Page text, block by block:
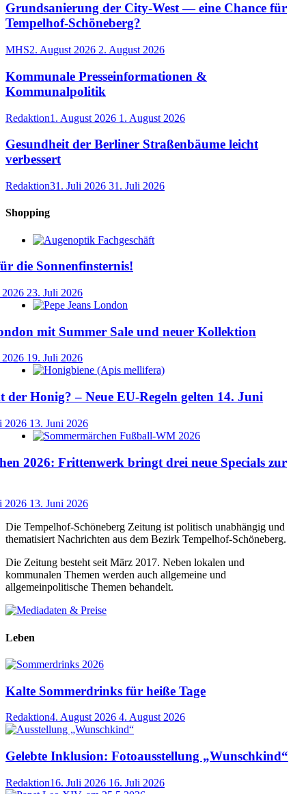
Grundsanierung der City-West — eine Chance für
Tempelhof-Schöneberg?
MHS2. August 2026 2. August 2026
Kommunale Presseinformationen &
Kommunalpolitik
Redaktion1. August 2026 1. August 2026
Gesundheit der Berliner Straßenbäume leicht
verbessert
Redaktion31. Juli 2026 31. Juli 2026
Shopping
die Sonnenfinsternis!
23. Juli 2026
mit Summer Sale und neuer Kollektion
19. Juli 2026
der Honig? – Neue EU-Regeln gelten 14. Juni
2026 13. Juni 2026
2026: Frittenwerk bringt drei neue Specials zur
2026 13. Juni 2026
Die Tempelhof-Schöneberg Zeitung ist politisch unabhängig und
thematisiert Nachrichten aus dem Bezirk Tempelhof-Schöneberg.
Die Zeitung besteht seit März 2017. Neben lokalen und
kommunalen Themen werden auch allgemeine und
allgemeinpolitische Themen behandelt.
Leben
Kalte Sommerdrinks für heiße Tage
Redaktion4. August 2026 4. August 2026
Gelebte Inklusion: Fotoausstellung „Wunschkind“
Redaktion16. Juli 2026 16. Juli 2026